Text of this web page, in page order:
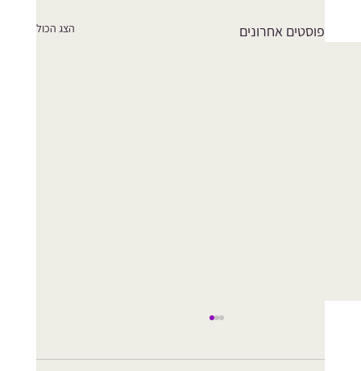
פוסטים אחרונים הצג הכול